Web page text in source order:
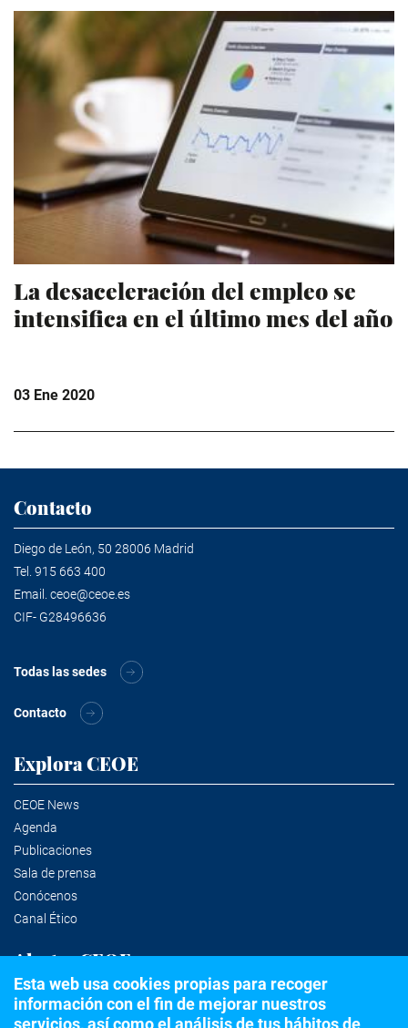
La desaceleración del empleo se
intensifica en el último mes del año
03 Ene 2020
Contacto
Diego de León, 50 28006 Madrid
Tel. 915 663 400
Email. ceoe@ceoe.es
CIF- G28496636
Todas las sedes
Contacto
Explora CEOE
CEOE News
Agenda
Publicaciones
Sala de prensa
Conócenos
Canal Ético
Alertas CEOE
Suscríbete a la newsletter
Esta web usa cookies propias para recoger
información con el fin de mejorar nuestros
servicios, así como el análisis de tus hábitos de